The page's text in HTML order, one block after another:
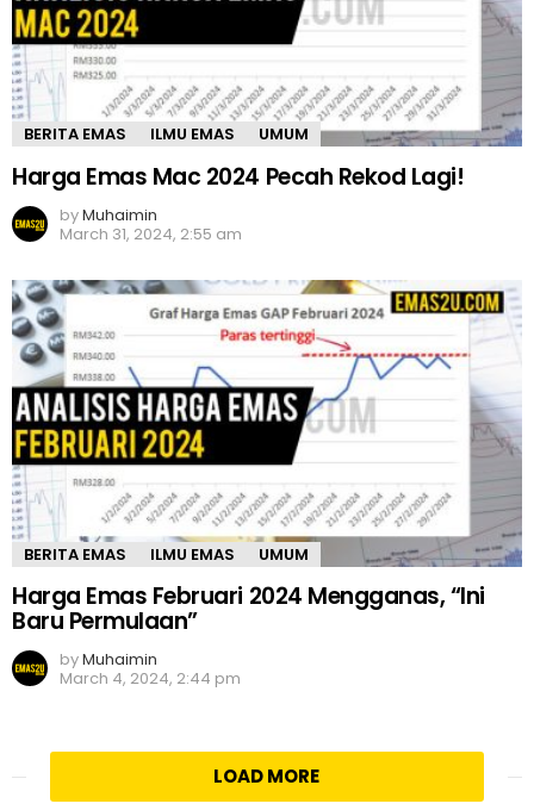
BERITA EMAS ILMU EMAS UMUM
Harga Emas Mac 2024 Pecah Rekod Lagi!
byMuhaimin
March 31, 2024, 2:55 am
BERITA EMAS ILMU EMAS UMUM
Harga Emas Februari 2024 Mengganas, “Ini
Baru Permulaan”
byMuhaimin
March 4, 2024, 2:44 pm
LOAD MORE